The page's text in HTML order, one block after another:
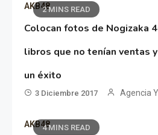
2 MINS READ
AKB48
Colocan fotos de Nogizaka
libros que no tenían ventas
un éxito
3 Diciembre 2017 Agencia
4 MINS READ
AKB48